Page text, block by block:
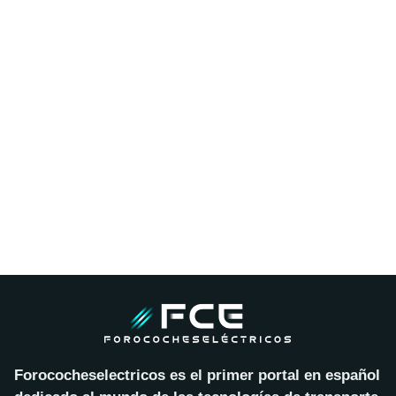
Forococheselectricos es el primer portal en español